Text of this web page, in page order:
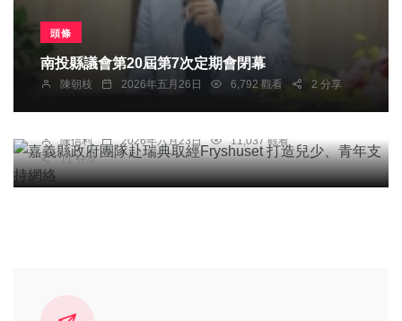
頭條
南投縣議會第20屆第7次定期會閉幕
陳朝枝 2026年五月26日 6,792 觀看 2 分享
綜合新聞
陳信利 2026年六月23日
11,037 觀看
11 分享